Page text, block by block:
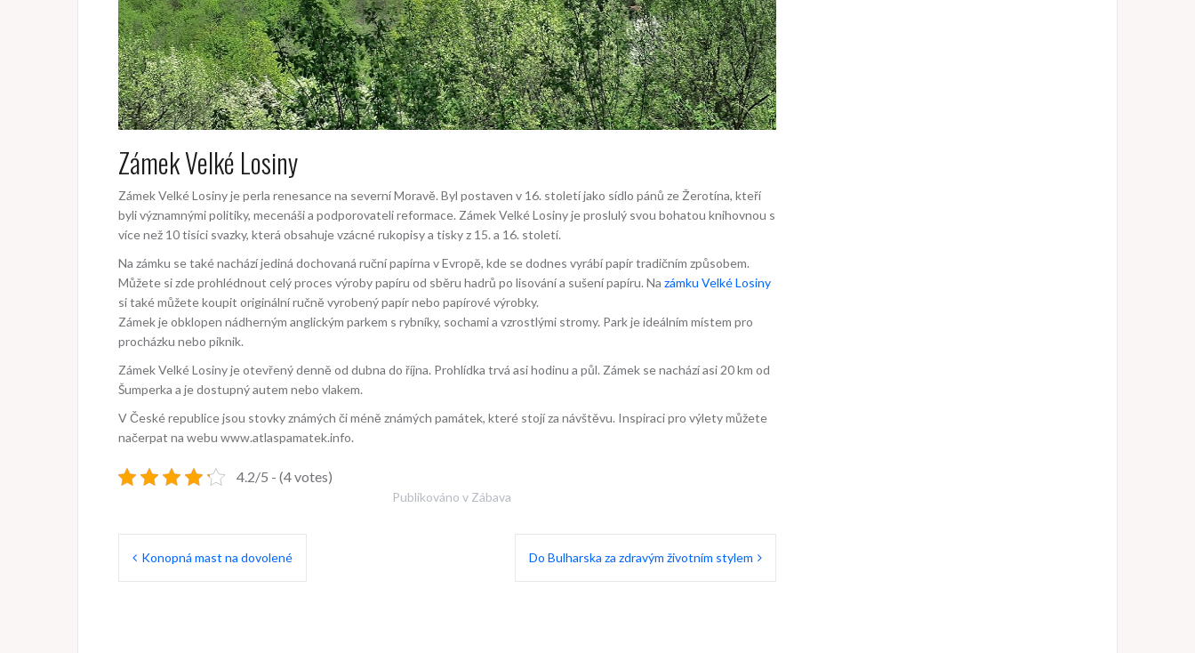
Zámek Velké Losiny
Zámek Velké Losiny je perla renesance na severní Moravě. Byl postaven v 16. století jako sídlo pánů ze Žerotína, kteří
byli významnými politiky, mecenáši a podporovateli reformace. Zámek Velké Losiny je proslulý svou bohatou knihovnou s
více než 10 tisíci svazky, která obsahuje vzácné rukopisy a tisky z 15. a 16. století.
Na zámku se také nachází jediná dochovaná ruční papírna v Evropě, kde se dodnes vyrábí papír tradičním způsobem.
Můžete si zde prohlédnout celý proces výroby papíru od sběru hadrů po lisování a sušení papíru. Na zámku Velké Losiny
si také můžete koupit originální ručně vyrobený papír nebo papírové výrobky.
Zámek je obklopen nádherným anglickým parkem s rybníky, sochami a vzrostlými stromy. Park je ideálním místem pro
procházku nebo piknik.
Zámek Velké Losiny je otevřený denně od dubna do října. Prohlídka trvá asi hodinu a půl. Zámek se nachází asi 20 km od
Šumperka a je dostupný autem nebo vlakem.
V České republice jsou stovky známých či méně známých památek, které stojí za návštěvu. Inspiraci pro výlety můžete
načerpat na webu www.atlaspamatek.info.
4.2/5 - (4 votes)
Publikováno v Zábava
Navigace
Konopná mast na dovolené Do Bulharska za zdravým životním stylem